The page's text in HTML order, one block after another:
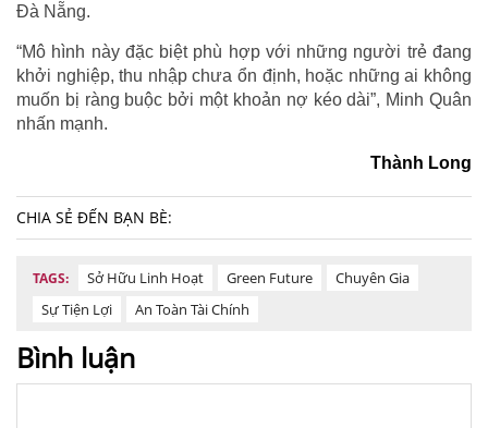
Đà Nẵng.
“Mô hình này đặc biệt phù hợp với những người trẻ đang
khởi nghiệp, thu nhập chưa ổn định, hoặc những ai không
muốn bị ràng buộc bởi một khoản nợ kéo dài”, Minh Quân
nhấn mạnh.
Thành Long
CHIA SẺ ĐẾN BẠN BÈ:
TAGS: Sở Hữu Linh Hoạt Green Future
Chuyên Gia
Sự Tiện Lợi
An Toàn Tài Chính
Bình luận